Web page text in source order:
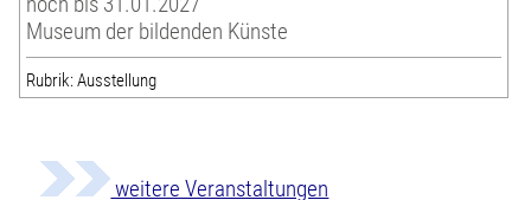
Museum der bildenden Künste
Rubrik: Ausstellung
weitere Veranstaltungen